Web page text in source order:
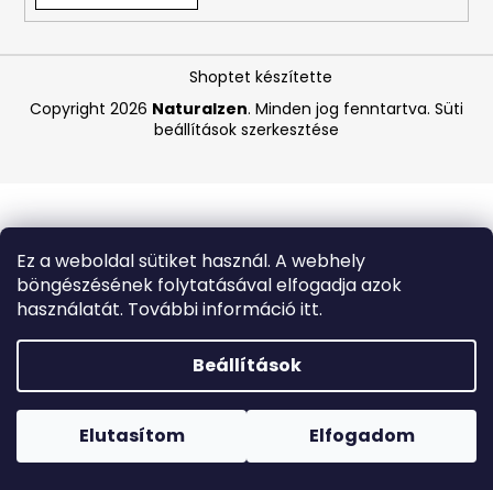
Ez a weboldal sütiket használ. A webhely
böngészésének folytatásával elfogadja azok
használatát. További információ itt.
Beállítások
Elutasítom Elfogadom
Forró napokon nem javasoljuk a csomagautomatákba
történő kézbesítést. A magas hőmérsékletre érzékeny
termékek átvételkor nem biztos, hogy optimális állapotban
A
á
u
k
BEAUTY
OF
JOSEON
NAPVÉDŐVEL
ÉS
GINSENGGEL,
50+
Shoptet készítette
Copyright 2026 Naturalzen. Minden jog fenntartva. Süti
beállítások szerkesztése